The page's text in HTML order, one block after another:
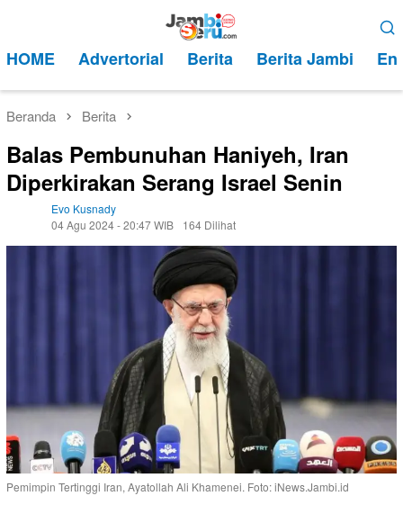
kontenMobile
HOME Advertorial Berita Berita Jambi
Beranda Berita
Balas Pembunuhan Haniyeh, Iran
Diperkirakan Serang Israel Senin
Evo Kusnady
04 Agu 2024 - 20:47 WIB
164 Dilihat
Pemimpin Tertinggi Iran, Ayatollah Ali Khamenei. Foto: iNews.Jambi.id